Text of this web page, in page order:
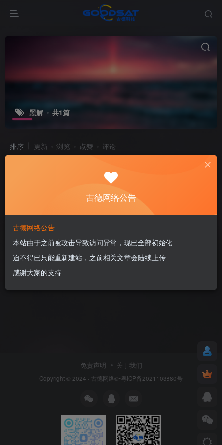
黑解 共1篇
排序 更新 浏览 点赞 评论
激活解锁
5个月前 11
免责声明 关于我们
Copyright © 2024 · 古德网络©•粤ICP备2021103880号
古德网络公告
古德网络公告
本站由于之前被攻击导致访问异常，现已全部初始化
迫不得已只能重新建站，之前相关文章会陆续上传
感谢大家的支持